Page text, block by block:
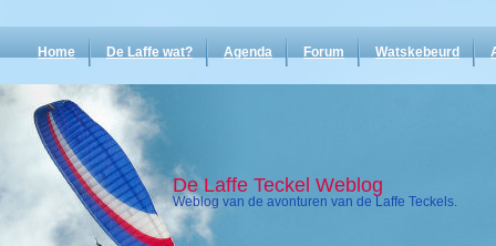
Home De Laffe wat? Agenda Forum Watskebeurd
De Laffe Teckel Weblog
Weblog van de avonturen van de Laffe Teckels.